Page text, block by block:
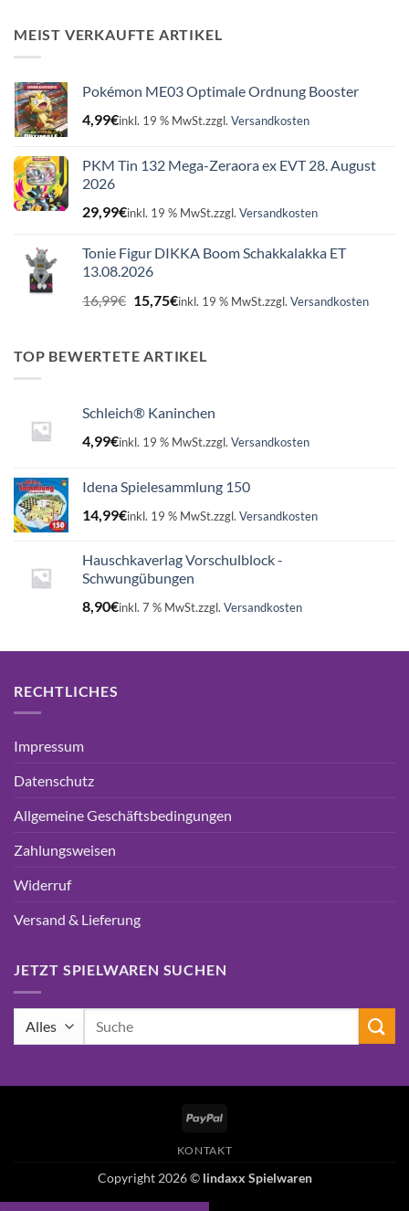
16,99€15,75€.
MEIST VERKAUFTE ARTIKEL
Pokémon ME03 Optimale Ordnung Booster
4,99€inkl. 19 % MwSt.zzgl. Versandkosten
PKM Tin 132 Mega-Zeraora ex EVT 28. August
2026
29,99€inkl. 19 % MwSt.zzgl. Versandkosten
Tonie Figur DIKKA Boom Schakkalakka ET
13.08.2026
16,99€ Ursprünglicher
Preis
16,99€
15,75€Aktueller
15,75€.
inkl. 19 % MwSt.zzgl. Versandkosten
TOP BEWERTETE ARTIKEL
Schleich® Kaninchen
4,99€inkl. 19 % MwSt.zzgl. Versandkosten
Idena Spielesammlung 150
14,99€inkl. 19 % MwSt.zzgl. Versandkosten
Hauschkaverlag Vorschulblock -
Schwungübungen
8,90€inkl. 7 % MwSt.zzgl. Versandkosten
RECHTLICHES
Impressum
Datenschutz
Allgemeine Geschäftsbedingungen
Zahlungsweisen
Widerruf
Versand & Lieferung
JETZT SPIELWAREN SUCHEN
PayPal
KONTAKT
Copyright 2026 © lindaxx Spielwaren